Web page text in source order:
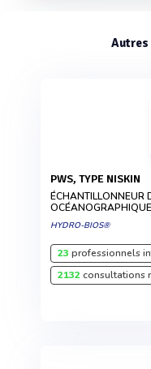
Autres
PWS, TYPE NISKIN
ÉCHANTILLONNEUR
OCÉANOGRAPHIQUE
HYDRO-BIOS®
23 professionnels
2132consultations